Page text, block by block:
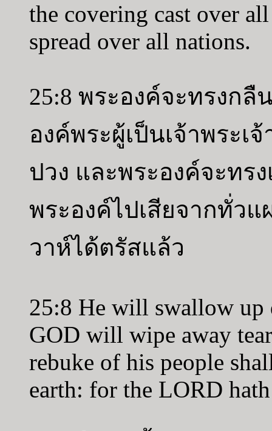
the covering cast over
spread over all nations.
25:8 พระองค์จะทรงก
องค์พระผู้เป็นเจ้าพระเ
ปวง และพระองค์จะทร
พระองค์ไปเสียจากทั่วแ
วาห์ได้ตรัสแล้ว
25:8 He will swallow up
GOD will wipe away
rebuke of his people
earth: for the LORD